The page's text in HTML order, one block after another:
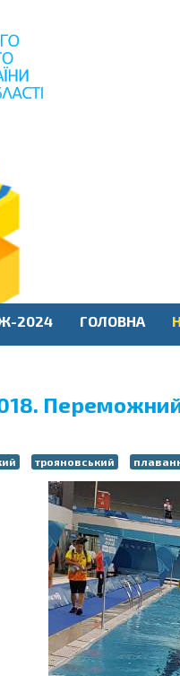
2024 ГОЛОВНА
Переможний
трояновський